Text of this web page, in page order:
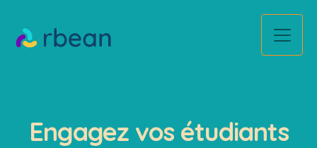
Engagez vos étudiants